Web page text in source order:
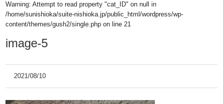
Warning: Attempt to read property "cat_ID" on null in
/home/sunishioka/suite-nishioka.jp/public_html/wordpress/wp-
content/themes/gush2/single.php on line21
image-5
2021/08/10